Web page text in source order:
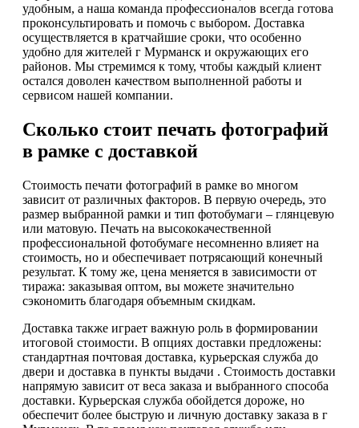
удобным, а наша команда профессионалов всегда готова
проконсультировать и помочь с выбором. Доставка
осуществляется в кратчайшие сроки, что особенно
удобно для жителей г Мурманск и окружающих его
районов. Мы стремимся к тому, чтобы каждый клиент
остался доволен качеством выполненной работы и
сервисом нашей компании.
Сколько стоит печать фотографий
в рамке с доставкой
Стоимость печати фотографий в рамке во многом
зависит от различных факторов. В первую очередь, это
размер выбранной рамки и тип фотобумаги – глянцевую
или матовую. Печать на высококачественной
профессиональной фотобумаге несомненно влияет на
стоимость, но и обеспечивает потрясающий конечный
результат. К тому же, цена меняется в зависимости от
тиража: заказывая оптом, вы можете значительно
сэкономить благодаря объемным скидкам.
Доставка также играет важную роль в формировании
итоговой стоимости. В опциях доставки предложены:
стандартная почтовая доставка, курьерская служба до
двери и доставка в пункты выдачи . Стоимость доставки
напрямую зависит от веса заказа и выбранного способа
доставки. Курьерская служба обойдется дороже, но
обеспечит более быструю и личную доставку заказа в г